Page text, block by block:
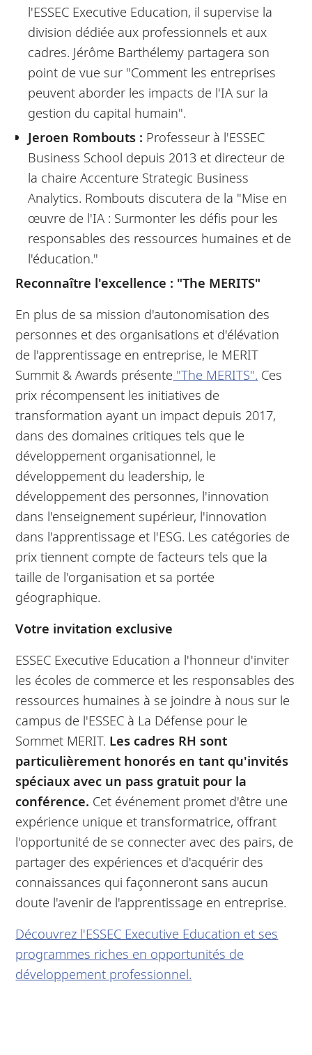
l'ESSEC Executive Education, il supervise la
division dédiée aux professionnels et aux
cadres. Jérôme Barthélemy partagera son
point de vue sur "Comment les entreprises
peuvent aborder les impacts de l'IA sur la
gestion du capital humain".
Jeroen Rombouts : Professeur à l'ESSEC
Business School depuis 2013 et directeur de
la chaire Accenture Strategic Business
Analytics. Rombouts discutera de la "Mise en
œuvre de l'IA : Surmonter les défis pour les
responsables des ressources humaines et de
l'éducation."
Reconnaître l'excellence : "The MERITS"
En plus de sa mission d'autonomisation des
personnes et des organisations et d'élévation
de l'apprentissage en entreprise, le MERIT
Summit & Awards présente "The MERITS". Ces
prix récompensent les initiatives de
transformation ayant un impact depuis 2017,
dans des domaines critiques tels que le
développement organisationnel, le
développement du leadership, le
développement des personnes, l'innovation
dans l'enseignement supérieur, l'innovation
dans l'apprentissage et l'ESG. Les catégories de
prix tiennent compte de facteurs tels que la
taille de l'organisation et sa portée
géographique.
Votre invitation exclusive
ESSEC Executive Education a l'honneur d'inviter
les écoles de commerce et les responsables des
ressources humaines à se joindre à nous sur le
campus de l'ESSEC à La Défense pour le
Sommet MERIT. Les cadres RH sont
particulièrement honorés en tant qu'invités
spéciaux avec un pass gratuit pour la
conférence. Cet événement promet d'être une
expérience unique et transformatrice, offrant
l'opportunité de se connecter avec des pairs, de
partager des expériences et d'acquérir des
connaissances qui façonneront sans aucun
doute l'avenir de l'apprentissage en entreprise.
Découvrez l'ESSEC Executive Education et ses
programmes riches en opportunités de
développement professionnel.